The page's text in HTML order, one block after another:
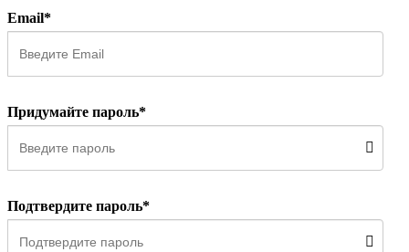
Email*
Придумайте пароль*
Подтвердите пароль*